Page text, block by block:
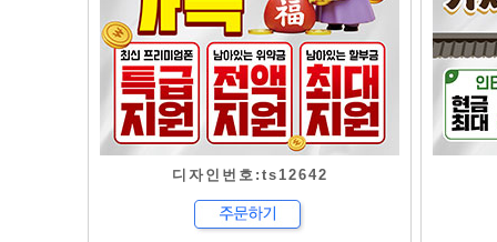
디자인번호:ts12642